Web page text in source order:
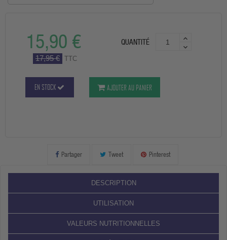
15,90 €
17,95 € TTC
QUANTITÉ
EN STOCK AJOUTER AU PANIER
Partager Tweet Pinterest
DESCRIPTION
UTILISATION
VALEURS NUTRITIONNELLES